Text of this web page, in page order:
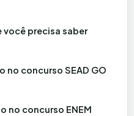
você precisa saber
no concurso SEAD GO
no concurso ENEM